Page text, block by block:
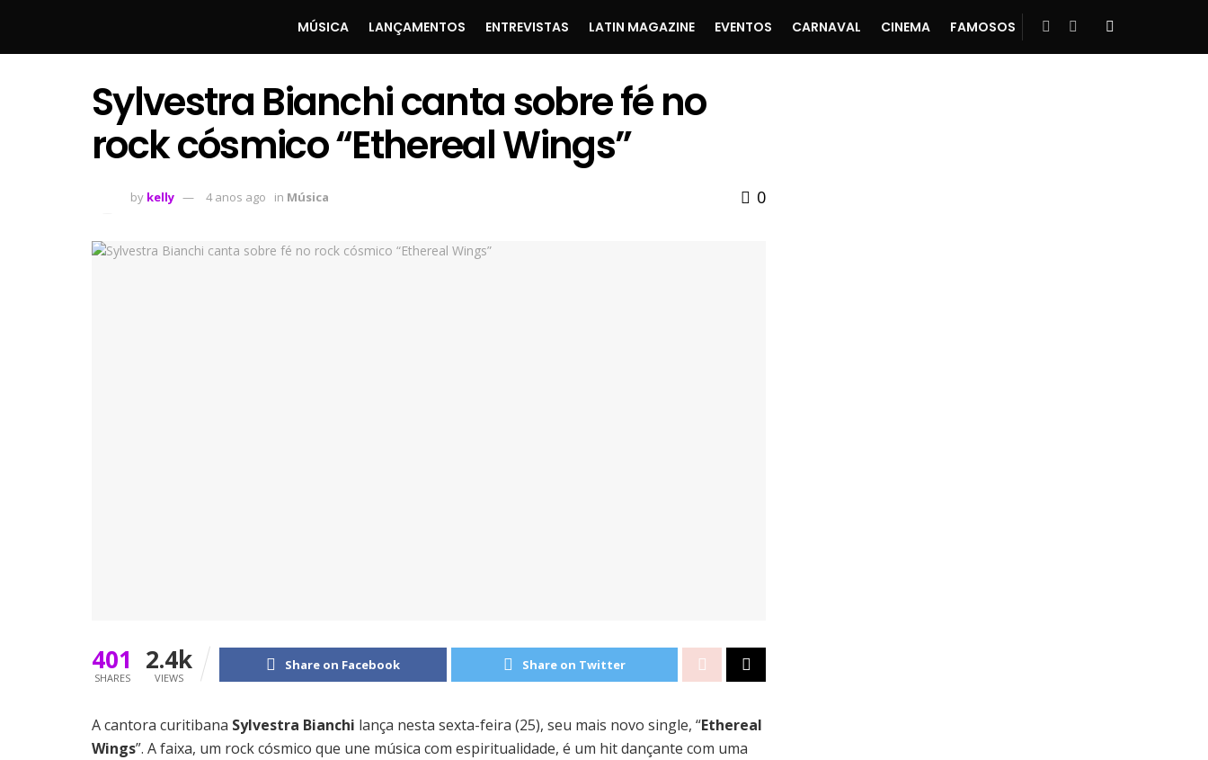
MÚSICA LANÇAMENTOS ENTREVISTAS LATIN MAGAZINE EVENTOS CARNAVAL CINEMA FAMOSOS
Sylvestra Bianchi canta sobre fé no
rock cósmico “Ethereal Wings”
by kelly 4 anos ago in Música 0
401
SHARES
2.4k
VIEWS
Share on Facebook Share on Twitter
A cantora curitibana Sylvestra Bianchi lança nesta sexta-feira (25), seu mais novo single, “Ethereal
Wings”. A faixa, um rock cósmico que une música com espiritualidade, é um hit dançante com uma